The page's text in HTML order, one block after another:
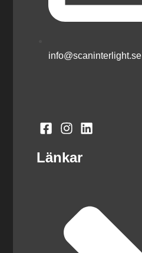
info@scaninterlight.se
Länkar